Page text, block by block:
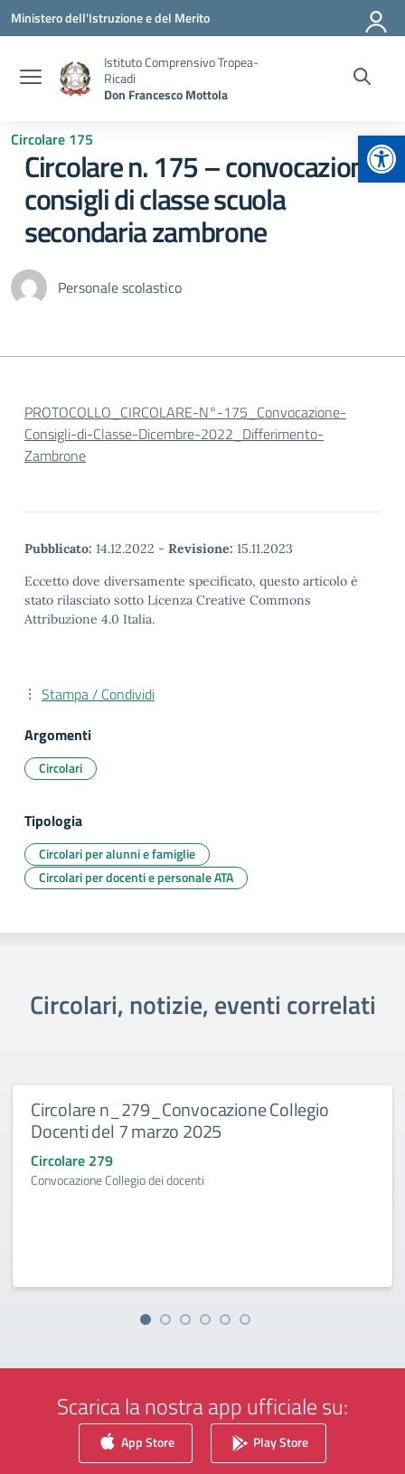
Vai ai contenuti
Vai al menu di navigazione
Vai al footer
Ministero dell'Istruzione e del Merito
Istituto Comprensivo Tropea-
Ricadi
Don Francesco Mottola
Circolare 175
Circolare n. 175 – convocazione
consigli di classe scuola
secondaria zambrone
Personale scolastico
PROTOCOLLO_CIRCOLARE-N°-175_Convocazione-
Consigli-di-Classe-Dicembre-2022_Differimento-
Zambrone
Pubblicato: 14.12.2022 - Revisione: 15.11.2023
Eccetto dove diversamente specificato, questo articolo è
stato rilasciato sotto Licenza Creative Commons
Attribuzione 4.0 Italia.
Stampa / Condividi
Argomenti
Circolari
Tipologia
Circolari per alunni e famiglie
Circolari per docenti e personale ATA
Circolari, notizie, eventi correlati
Circolare n_279_Convocazione Collegio
Docenti del 7 marzo 2025
Circolare 279
Convocazione Collegio dei docenti
Scarica la nostra app ufficiale su:
App Store Play Store